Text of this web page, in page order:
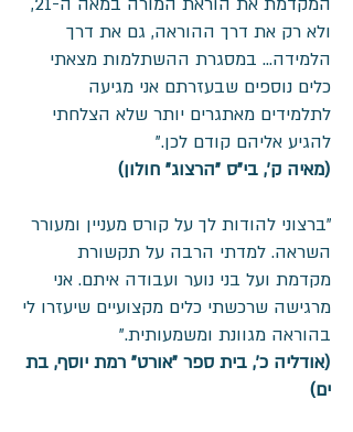
ולא רק את דרך ההוראה, גם את דרך
הלמידה... במסגרת ההשתלמות מצאתי
כלים נוספים שבעזרתם אני מגיעה
לתלמידים מאתגרים יותר שלא הצלחתי
להגיע אליהם קודם לכן."
(מאיה ק', בי"ס "הרצוג" חולון)
"ברצוני להודות לך על קורס מעניין ומעורר
השראה. למדתי הרבה על תקשורת
מקדמת ועל בני נוער ועבודה איתם. אני
מרגישה שרכשתי כלים מקצועיים שיעזרו לי
בהוראה מגוונת ומשמעותית."
(אודליה כ', בית ספר "אורט" רמת יוסף, בת
ים)